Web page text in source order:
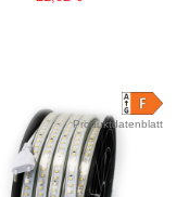
Produktdatenblatt